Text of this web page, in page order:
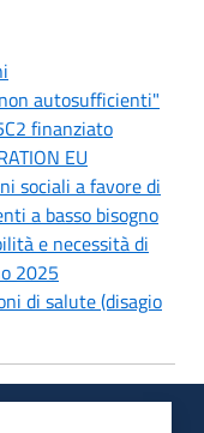
autosufficienti"
finanziato
EU
sociali a favore di
a basso bisogno
e necessità di
2025
di salute (disagio